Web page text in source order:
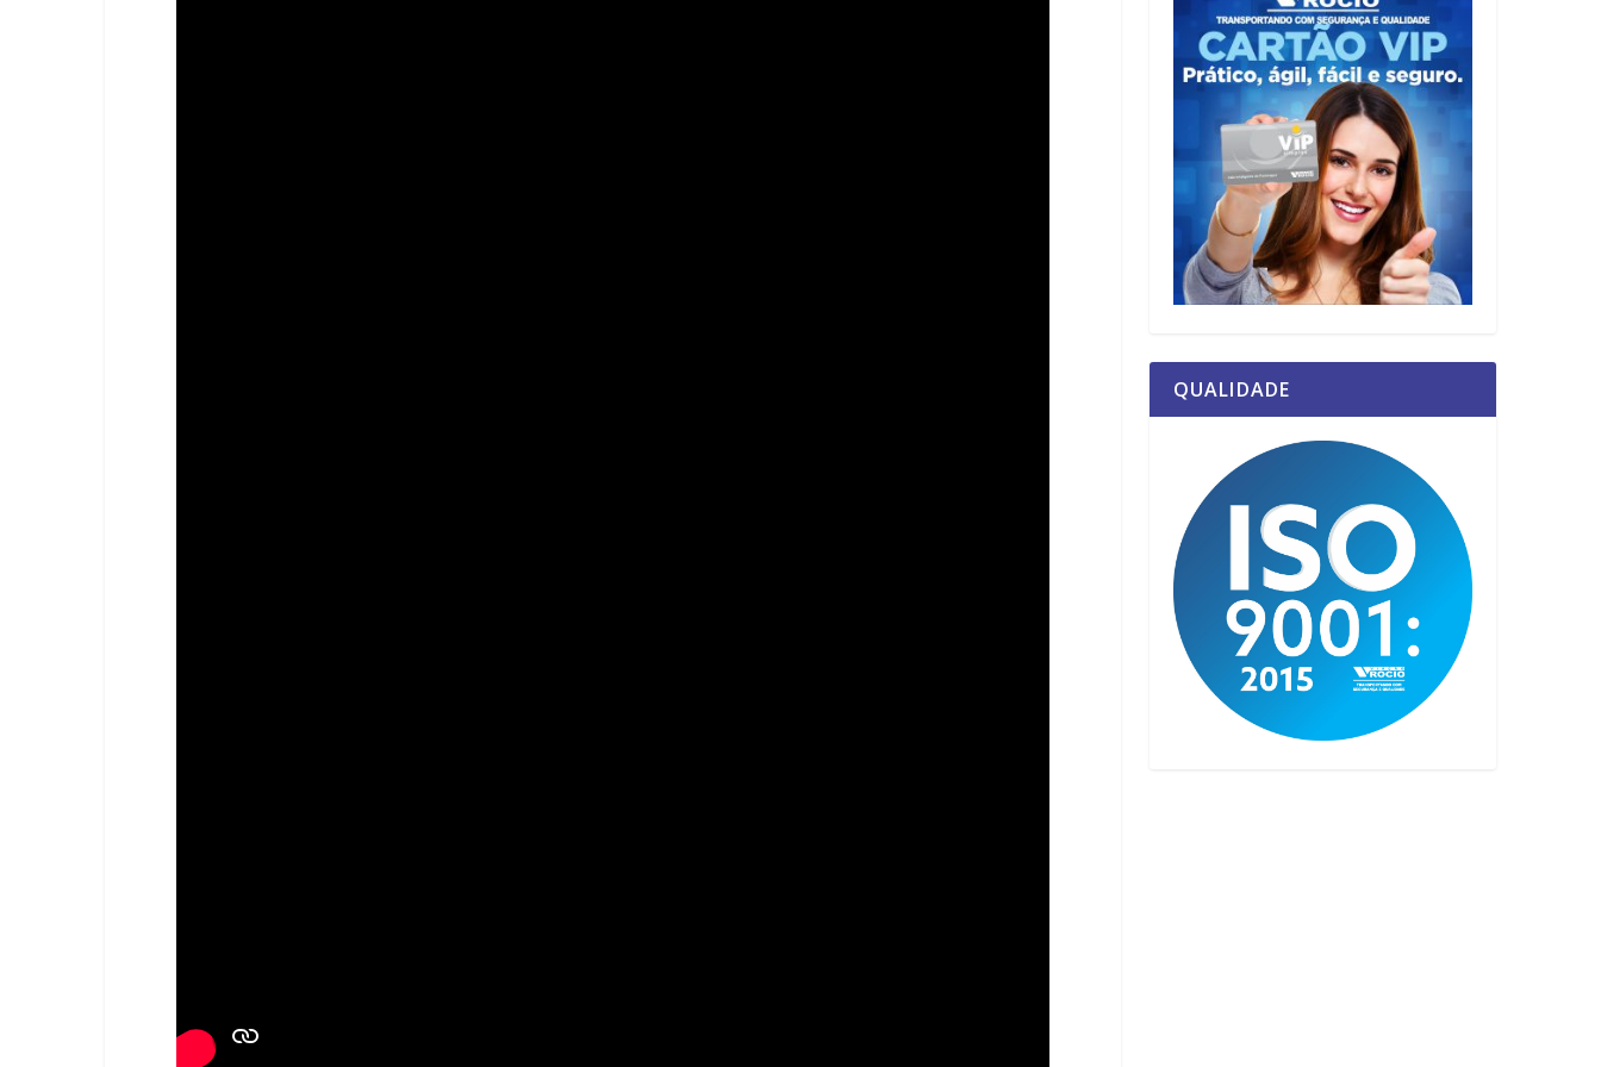
QUALIDADE